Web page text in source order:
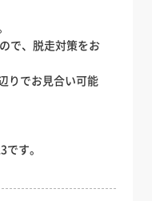
で、脱走対策をお
りでお見合い可能
す。